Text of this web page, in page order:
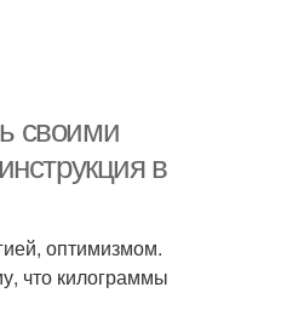
своими
в
оптимизмом.
что килограммы